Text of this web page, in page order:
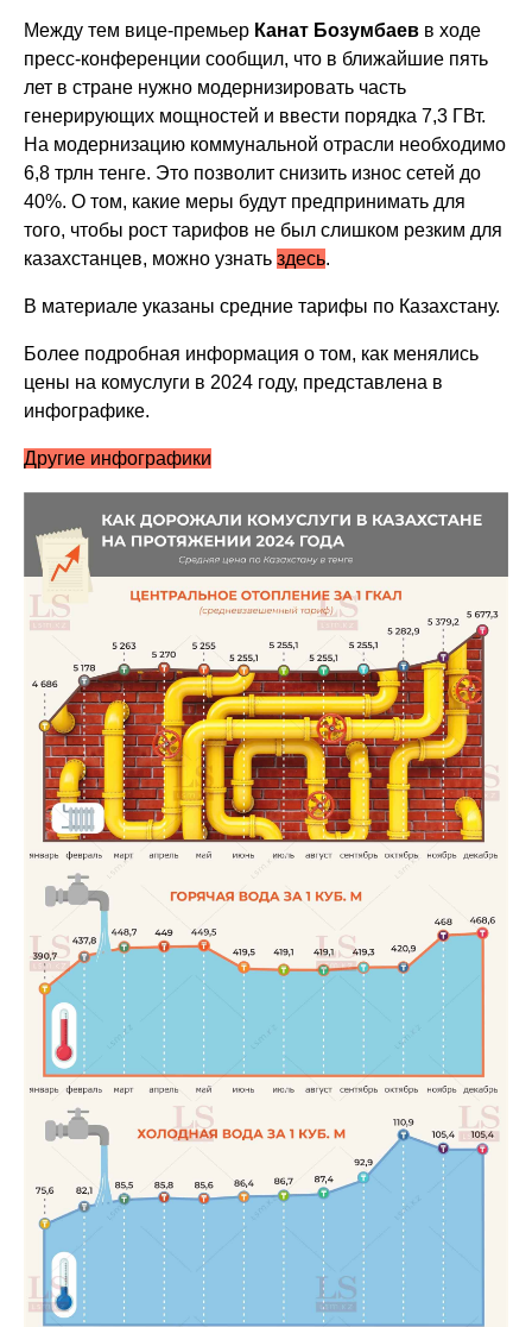
Между тем вице-премьер Канат Бозумбаев в ходе
пресс-конференции сообщил, что в ближайшие пять
лет в стране нужно модернизировать часть
генерирующих мощностей и ввести порядка 7,3 ГВт.
На модернизацию коммунальной отрасли необходимо
6,8 трлн тенге. Это позволит снизить износ сетей до
40%. О том, какие меры будут предпринимать для
того, чтобы рост тарифов не был слишком резким для
казахстанцев, можно узнатьздесь.
В материале указаны средние тарифы по Казахстану.
Более подробная информация о том, как менялись
цены на комуслуги в 2024 году, представлена в
инфографике.
Другие инфографики